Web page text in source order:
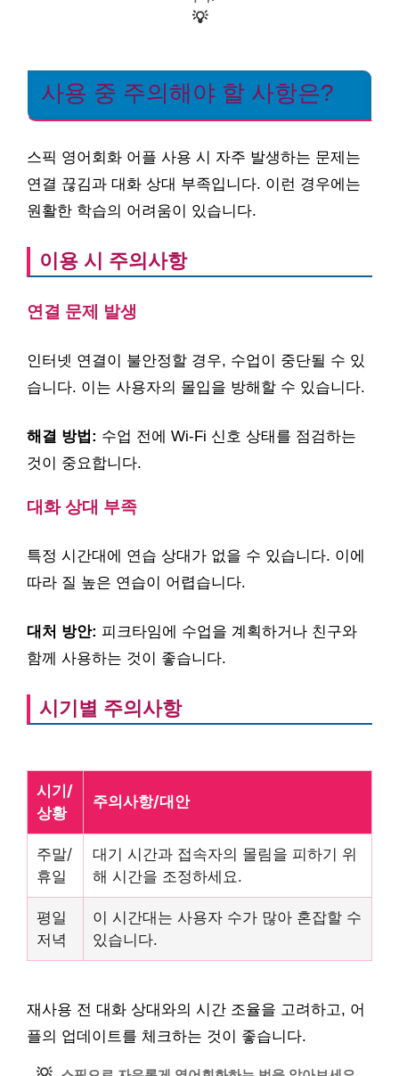
💡
사용 중 주의해야 할 사항은?
스픽 영어회화 어플 사용 시 자주 발생하는 문제는
연결 끊김과 대화 상대 부족입니다. 이런 경우에는
원활한 학습의 어려움이 있습니다.
이용 시 주의사항
연결 문제 발생
인터넷 연결이 불안정할 경우, 수업이 중단될 수 있
습니다. 이는 사용자의 몰입을 방해할 수 있습니다.
해결 방법: 수업 전에 Wi-Fi 신호 상태를 점검하는
것이 중요합니다.
대화 상대 부족
특정 시간대에 연습 상대가 없을 수 있습니다. 이에
따라 질 높은 연습이 어렵습니다.
대처 방안: 피크타임에 수업을 계획하거나 친구와
함께 사용하는 것이 좋습니다.
시기별 주의사항
시기/
상황
주의사항/대안
주말/
휴일
대기 시간과 접속자의 몰림을 피하기 위
해 시간을 조정하세요.
평일
저녁
이 시간대는 사용자 수가 많아 혼잡할 수
있습니다.
재사용 전 대화 상대와의 시간 조율을 고려하고, 어
플의 업데이트를 체크하는 것이 좋습니다.